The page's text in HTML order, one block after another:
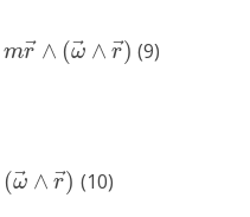
mr⃗ ∧ (ω⃗ ∧ r⃗
)
→∧( ω→∧ r→) (9)
(ω⃗ ∧ r⃗
)
→∧ r→) (10)